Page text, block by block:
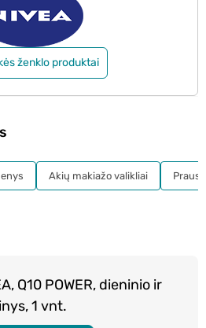
ženklo produktai
Q10 POWER, dieninio ir
1 vnt.
Akių makiažo valikliai